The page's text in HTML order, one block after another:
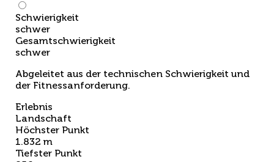
Schwierigkeit
schwer
Gesamtschwierigkeit
schwer
Abgeleitet aus der technischen Schwierigkeit und
der Fitnessanforderung.
Erlebnis
Landschaft
Höchster Punkt
1.832 m
Tiefster Punkt